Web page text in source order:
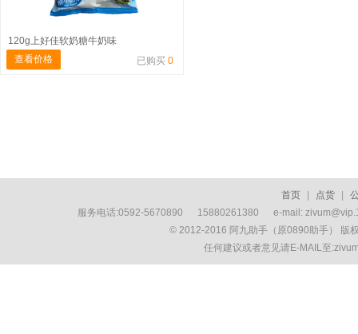
120g上好佳软奶糖牛奶味
查看价格
已购买 0
首页 点货
服务电话:0592-5670890 15880261380 e-mail:
© 2012-2016 阿九助手（原0890助手） 版
任何建议或者意见请E-MAIL至